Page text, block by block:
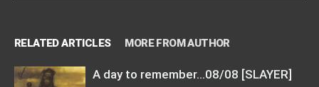
RELATED ARTICLES MORE FROM AUTHOR
A day to remember…08/08 [SLAYER]